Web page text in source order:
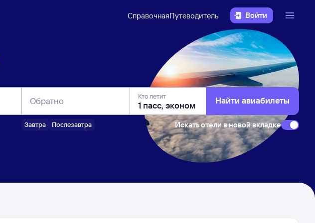
СправочнаяПутеводитель Войти
Обратно
Завтра Послезавтра
Кто летит Найти авиабилеты
Искать отели в новой вкладке